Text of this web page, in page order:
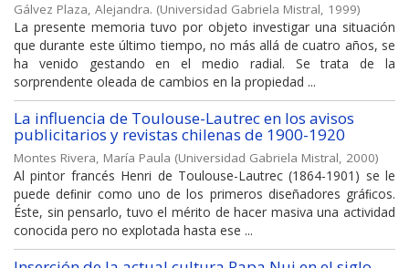
Gálvez Plaza, Alejandra. (Universidad Gabriela Mistral, 1999)
La presente memoria tuvo por objeto investigar una situación
que durante este último tiempo, no más allá de cuatro años, se
ha venido gestando en el medio radial. Se trata de la
sorprendente oleada de cambios en la propiedad ...
La influencia de Toulouse-Lautrec en los avisos
publicitarios y revistas chilenas de 1900-1920
Montes Rivera, María Paula (Universidad Gabriela Mistral, 2000)
Al pintor francés Henri de Toulouse-Lautrec (1864-1901) se le
puede deﬁnir como uno de los primeros diseñadores gráﬁcos.
Éste, sin pensarlo, tuvo el mérito de hacer masiva una actividad
conocida pero no explotada hasta ese ...